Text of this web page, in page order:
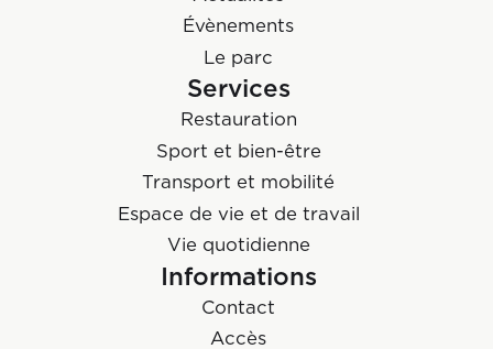
Évènements
Le parc
Services
Restauration
Sport et bien-être
Transport et mobilité
Espace de vie et de travail
Vie quotidienne
Informations
Contact
Accès